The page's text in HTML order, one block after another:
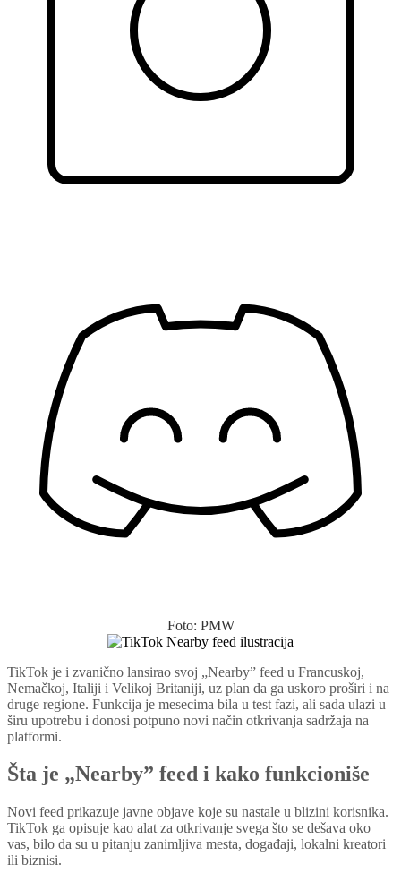
Foto: PMW
TikTok je i zvanično lansirao svoj „Nearby” feed u Francuskoj,
Nemačkoj, Italiji i Velikoj Britaniji, uz plan da ga uskoro proširi i na
druge regione. Funkcija je mesecima bila u test fazi, ali sada ulazi u
širu upotrebu i donosi potpuno novi način otkrivanja sadržaja na
platformi.
Šta je „Nearby” feed i kako funkcioniše
Novi feed prikazuje javne objave koje su nastale u blizini korisnika.
TikTok ga opisuje kao alat za otkrivanje svega što se dešava oko
vas, bilo da su u pitanju zanimljiva mesta, događaji, lokalni kreatori
ili biznisi.